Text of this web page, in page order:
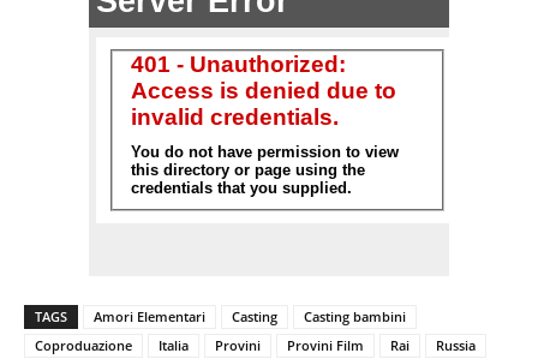
TAGS Amori Elementari Casting
Casting bambini
Coproduazione
Italia Provini Provini Film Rai
Russia